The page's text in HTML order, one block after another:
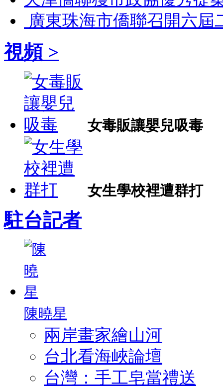
廣東珠海市僑聯召開六
視頻 >
女毒販讓嬰兒吸毒
女生學校裡遭群打
駐台記者
陳曉星
兩岸畫家繪山河
台北看海峽論壇
台灣：手工皂當禮送